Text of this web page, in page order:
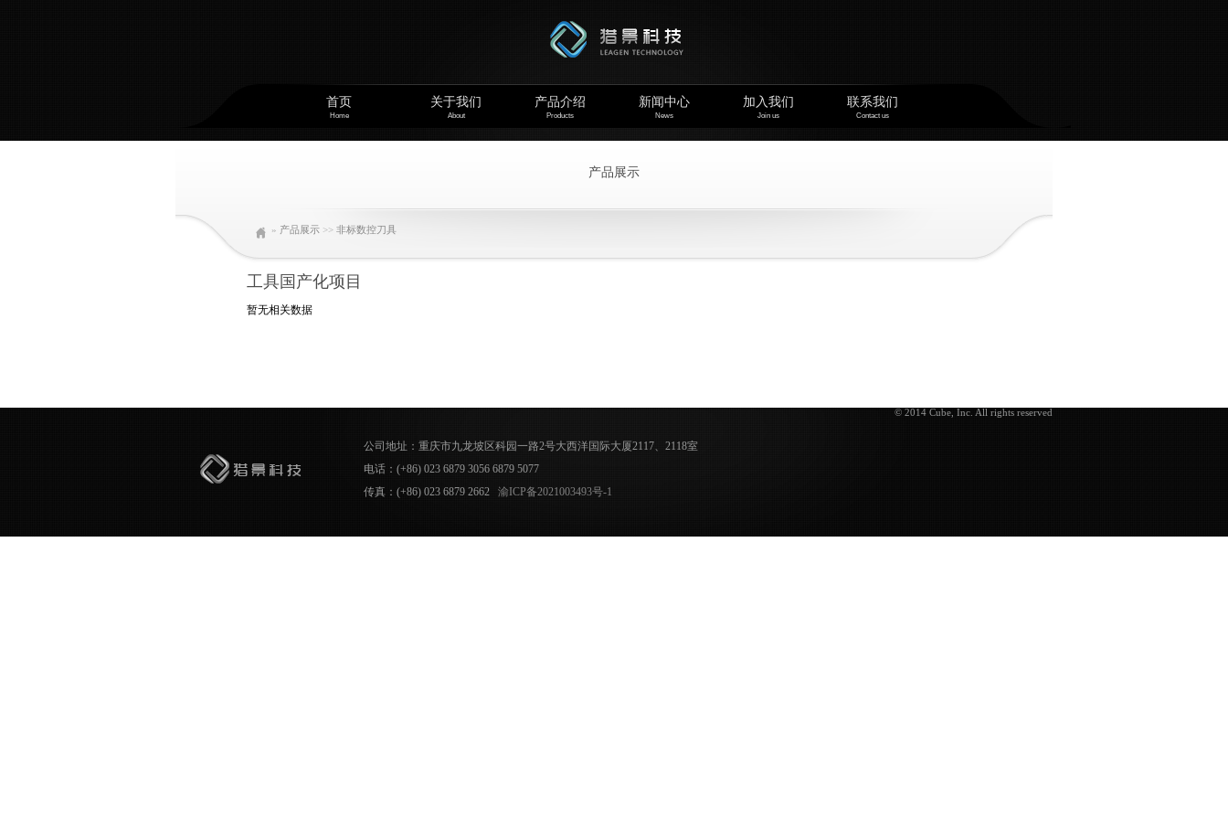
首页
Home
关于我们
About
产品介绍
Products
新闻中心
News
加入我们
Join us
联系我们
Contact us
产品展示
» 产品展示 >> 非标数控刀具
工具国产化项目
暂无相关数据
公司地址：重庆市九龙坡区科园一路2号大西洋国际大厦2117、2118室
电话：(+86) 023 6879 3056 6879 5077
传真：(+86) 023 6879 2662 渝ICP备2021003493号-1
© 2014 Cube, Inc. All rights reserved